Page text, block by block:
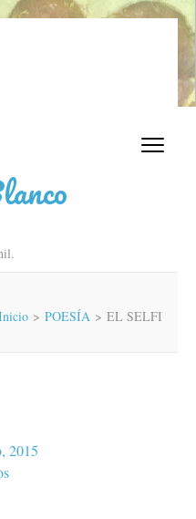
> POESÍA > EL SELFI
2015
en